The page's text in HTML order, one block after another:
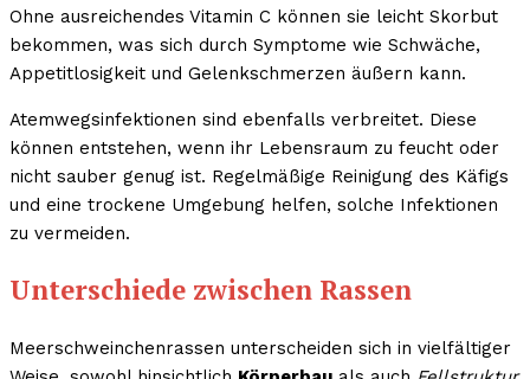
Ohne ausreichendes Vitamin C können sie leicht Skorbut
bekommen, was sich durch Symptome wie Schwäche,
Appetitlosigkeit und Gelenkschmerzen äußern kann.
Atemwegsinfektionen sind ebenfalls verbreitet. Diese
können entstehen, wenn ihr Lebensraum zu feucht oder
nicht sauber genug ist. Regelmäßige Reinigung des Käfigs
und eine trockene Umgebung helfen, solche Infektionen
zu vermeiden.
Unterschiede zwischen Rassen
Meerschweinchenrassen unterscheiden sich in vielfältiger